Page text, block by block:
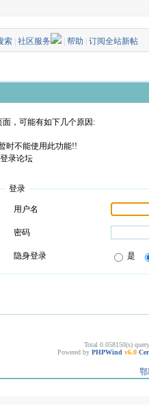
索| 社区服务 | 帮助 订阅全站新帖
，可能有如下几个原因:
时不能使用此功能!!
录论坛
登录
用户名
密码
隐身登录 是
Total 0.058150(s)
Powered by PHPWind v6.0
鄂